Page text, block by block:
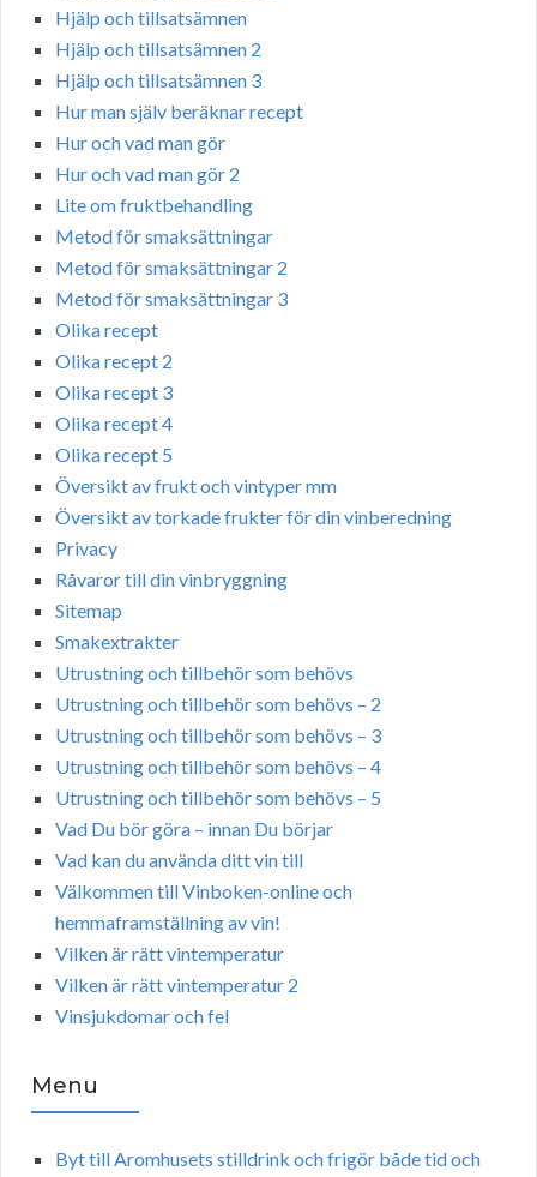
Hjälp och tillsatsämnen
Hjälp och tillsatsämnen 2
Hjälp och tillsatsämnen 3
Hur man själv beräknar recept
Hur och vad man gör
Hur och vad man gör 2
Lite om fruktbehandling
Metod för smaksättningar
Metod för smaksättningar 2
Metod för smaksättningar 3
Olika recept
Olika recept 2
Olika recept 3
Olika recept 4
Olika recept 5
Översikt av frukt och vintyper mm
Översikt av torkade frukter för din vinberedning
Privacy
Råvaror till din vinbryggning
Sitemap
Smakextrakter
Utrustning och tillbehör som behövs
Utrustning och tillbehör som behövs – 2
Utrustning och tillbehör som behövs – 3
Utrustning och tillbehör som behövs – 4
Utrustning och tillbehör som behövs – 5
Vad Du bör göra – innan Du börjar
Vad kan du använda ditt vin till
Välkommen till Vinboken-online och
hemmaframställning av vin!
Vilken är rätt vintemperatur
Vilken är rätt vintemperatur 2
Vinsjukdomar och fel
Menu
Byt till Aromhusets stilldrink och frigör både tid och